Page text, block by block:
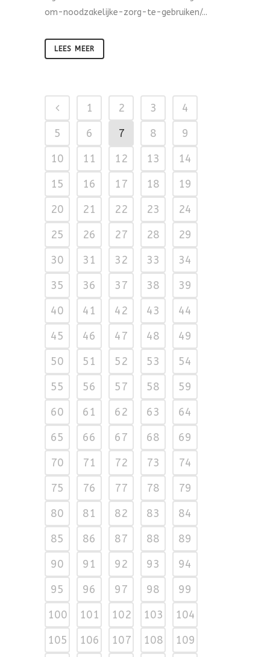
om-noodzakelijke-zorg-te-gebruiken/...
LEES MEER
1 2 3
4
5
6 7 8
9
10
11 12 13
14
15
16 17 18
19
20
21 22 23
24
25
26 27 28
29
30
31 32 33
34
35
36 37 38
39
40
41 42 43
44
45
46 47 48
49
50
51 52 53
54
55
56 57 58
59
60
61 62 63
64
65
66 67 68
69
70
71 72 73
74
75
76 77 78
79
80
81 82 83
84
85
86 87 88
89
90
91 92 93
94
95
96 97 98
99
100
101 102 103
104
105
106 107 108
109